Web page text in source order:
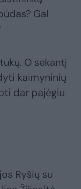
Gal
O sekantį
kaimyninių
dar pajėgiu
Ryšių su